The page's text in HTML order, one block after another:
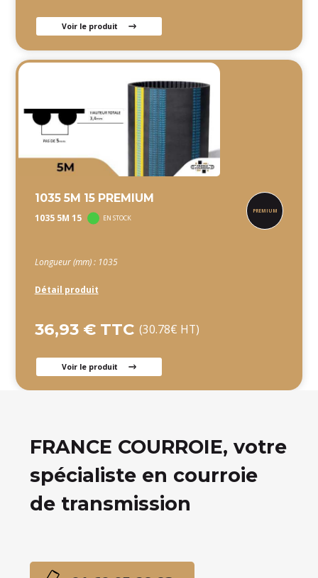
Voir le produit
1035 5M 15 PREMIUM
1035 5M 15 EN STOCK
Longueur (mm) : 1035
Détail produit
36,93 € TTC (30.78€ HT)
Voir le produit
FRANCE COURROIE, votre
spécialiste en courroie
de transmission